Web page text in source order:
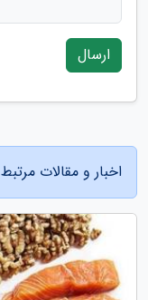
ارسال
اخبار و مقالات مرتبط